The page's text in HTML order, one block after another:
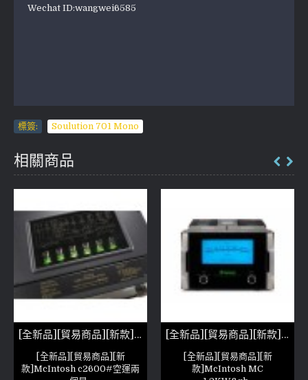
Wechat ID:wangwei6585
標簽: Soulution 701 Mono
相關商品
[全新品][貿易商品][新款]McIntosh c2600
[全新品][貿易商品][新
款]McIntosh c2600#空運兩
[全新品][貿易商品][新款]McIntosh MC 1.2KW
[全新品][貿易商品][新
款]McIntosh MC